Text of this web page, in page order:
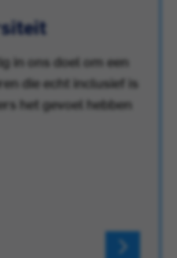
in ons doel om een
die echt inclusief is
het gevoel hebben